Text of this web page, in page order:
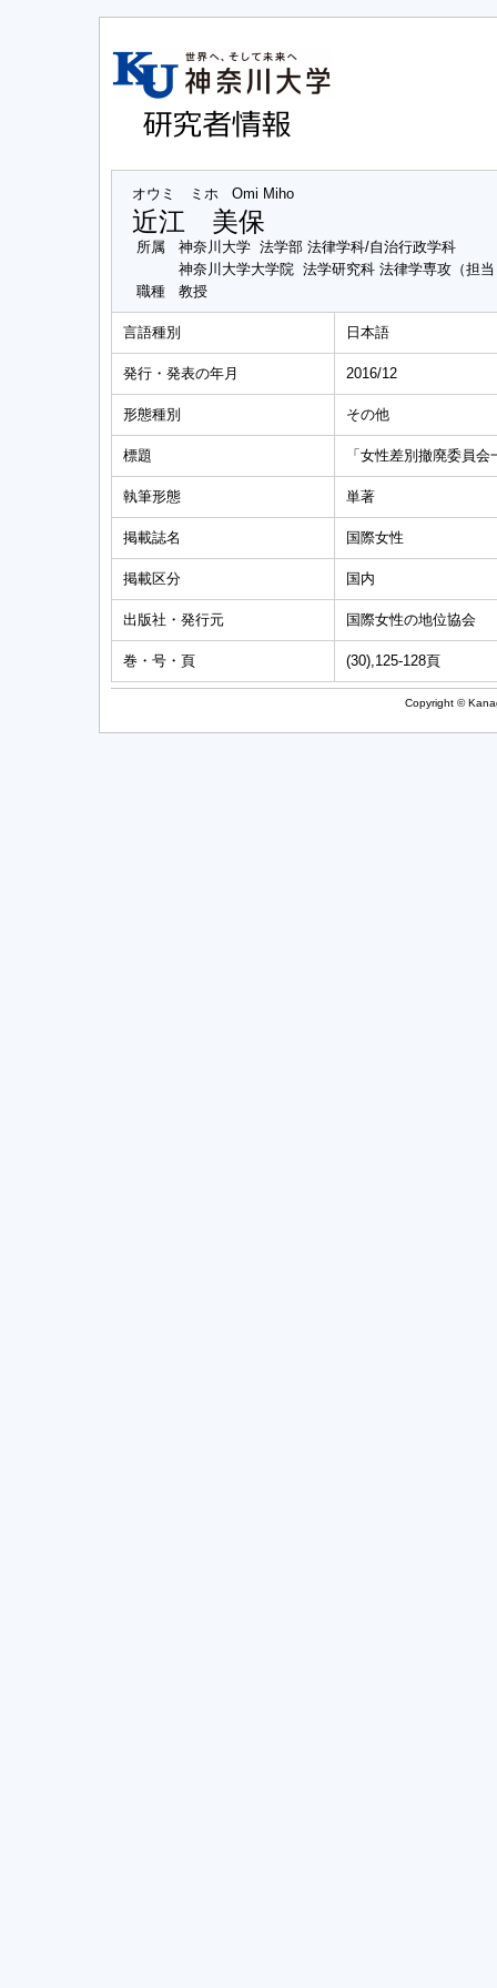
オウミ ミホ Omi Miho
近江 美保
所属
神奈川大学 法学部 法律学科/自治行政学科
神奈川大学大学院 法学研究科 法律学専攻（担
職種
教授
言語種別 日本語
発行・発表の年月 2016/12
形態種別 その他
標題 「女性差別撤廃委員
執筆形態 単著
掲載誌名 国際女性
掲載区分 国内
出版社・発行元 国際女性の地位協会
巻・号・頁 (30),125-128頁
Copyright ©